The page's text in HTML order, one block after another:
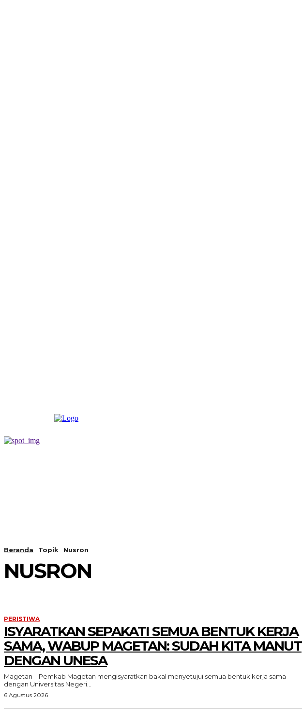
Beranda Topik Nusron
NUSRON
PERISTIWA
ISYARATKAN SEPAKATI SEMUA BENTUK KERJA
SAMA, WABUP MAGETAN: SUDAH KITA MANUT
DENGAN UNESA
Magetan – Pemkab Magetan mengisyaratkan bakal menyetujui semua bentuk kerja sama
dengan Universitas Negeri...
6 Agustus 2026